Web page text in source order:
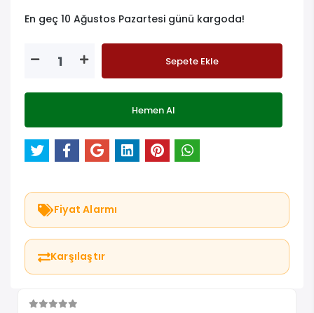
En geç 10 Ağustos Pazartesi günü kargoda!
Sepete Ekle
Hemen Al
Fiyat Alarmı
Karşılaştır